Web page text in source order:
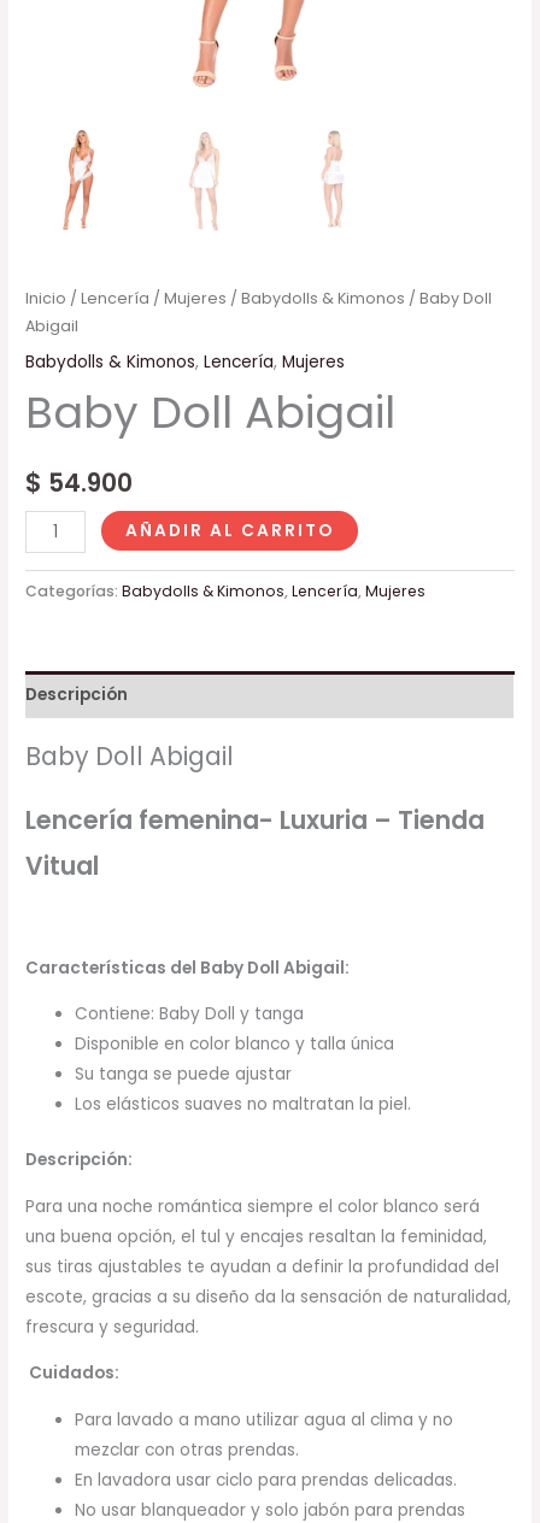
Inicio /Lencería /Mujeres /Babydolls & Kimonos / Baby Doll
Abigail
Babydolls & Kimonos,Lencería,Mujeres
Baby Doll Abigail
$ 54.900
AÑADIR AL CARRITO
Categorías:Babydolls & Kimonos,Lencería,Mujeres
Descripción
Baby Doll Abigail
Lencería femenina- Luxuria – Tienda
Vitual
Características del Baby Doll Abigail:
Contiene: Baby Doll y tanga
Disponible en color blanco y talla única
Su tanga se puede ajustar
Los elásticos suaves no maltratan la piel.
Descripción:
Para una noche romántica siempre el color blanco será
una buena opción, el tul y encajes resaltan la feminidad,
sus tiras ajustables te ayudan a definir la profundidad del
escote, gracias a su diseño da la sensación de naturalidad,
frescura y seguridad.
Cuidados:
Para lavado a mano utilizar agua al clima y no
mezclar con otras prendas.
En lavadora usar ciclo para prendas delicadas.
No usar blanqueador y solo jabón para prendas